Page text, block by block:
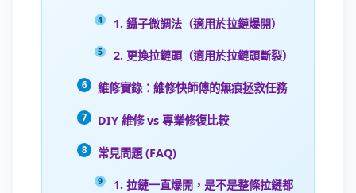
1. 鑷子微調法（適用於拉鏈爆開）
2. 更換拉鏈頭（適用於拉鏈頭斷裂）
維修實錄：維修快師傅的無痕拯救任務
DIY 維修 vs 專業修復比較
常見問題 (FAQ)
1. 拉鏈一直爆開，是不是整條拉鏈都